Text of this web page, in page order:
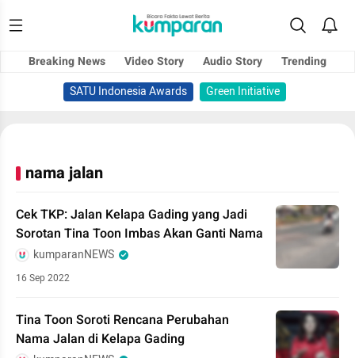
Breaking News Video Story Audio Story
Trending
SATU Indonesia Awards
Green Initiative
nama jalan
Cek TKP: Jalan Kelapa Gading yang Jadi
Sorotan Tina Toon Imbas Akan Ganti Nama
kumparanNEWS
16 Sep 2022
Tina Toon Soroti Rencana Perubahan
Nama Jalan di Kelapa Gading